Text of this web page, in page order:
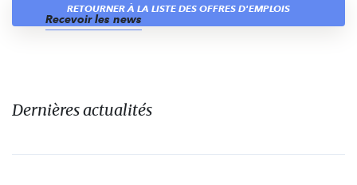
Recevoir les news
RETOURNER À LA LISTE DES OFFRES D'EMPLOIS
Dernières actualités